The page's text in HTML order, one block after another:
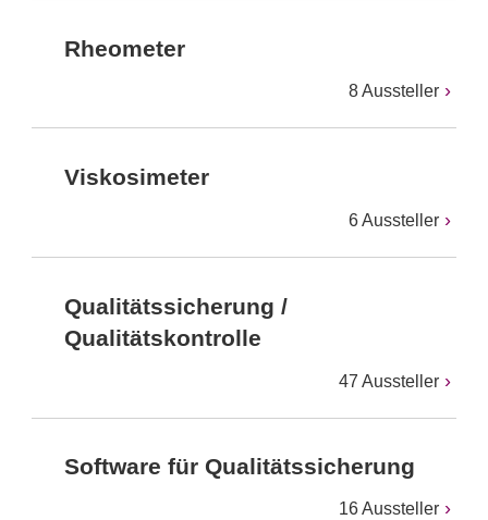
Rheometer
8 Aussteller
Viskosimeter
6 Aussteller
Qualitätssicherung /
Qualitätskontrolle
47 Aussteller
Software für Qualitätssicherung
16 Aussteller